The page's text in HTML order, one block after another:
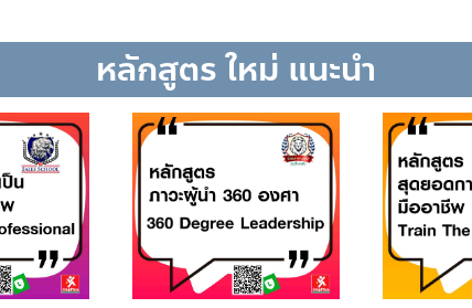
หลักสูตร ใหม่ แนะนำ